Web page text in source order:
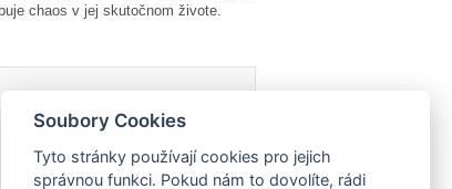
chaos v jej skutočnom živote.
Soubory Cookies
Tyto stránky používají cookies pro jejich
správnou funkci. Pokud nám to dovolíte, rádi